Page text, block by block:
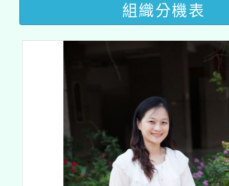
業技術研究院辦理「
用水績優單位及節水達
動」
115年8月22日(星期六
桃園市孔廟祈福系列
開 智慧啟航」
2026年桃園地景藝術
組織分機表